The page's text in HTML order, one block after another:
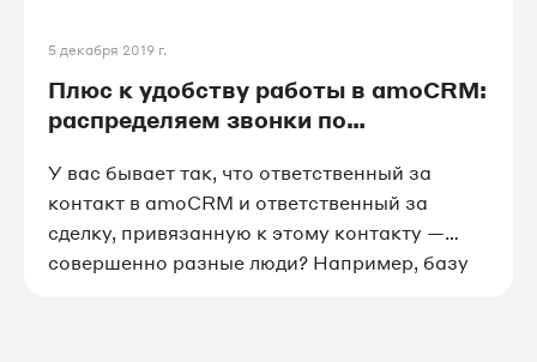
5 декабря 2019 г.
Плюс к удобству работы в amoCRM:
распределяем звонки по
У вас бывает так, что ответственный за
контакт в amoCRM и ответственный за
сделку, привязанную к этому контакту —
совершенно разные люди? Например, базу